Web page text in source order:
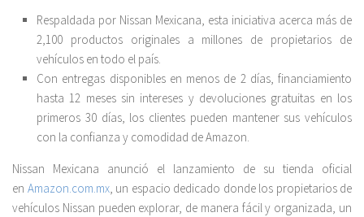
Respaldada por Nissan Mexicana, esta iniciativa acerca más de
2,100 productos originales a millones de propietarios de
vehículos en todo el país.
Con entregas disponibles en menos de 2 días, financiamiento
hasta 12 meses sin intereses y devoluciones gratuitas en los
primeros 30 días, los clientes pueden mantener sus vehículos
con la confianza y comodidad de Amazon.
Nissan Mexicana anunció el lanzamiento de su tienda oficial
en Amazon.com.mx, un espacio dedicado donde los propietarios de
vehículos Nissan pueden explorar, de manera fácil y organizada, un